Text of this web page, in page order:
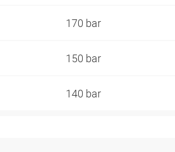
170 bar
150 bar
140 bar